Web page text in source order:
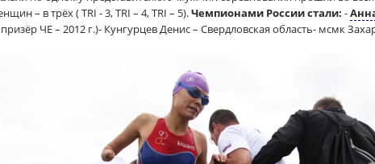
– в трёх ( TRI - 3, TRI – 4, TRI – 5).Чемпионами России стали: -
ЧЕ – 2012 г.)- Кунгурцев Денис – Свердловская область- мсмк